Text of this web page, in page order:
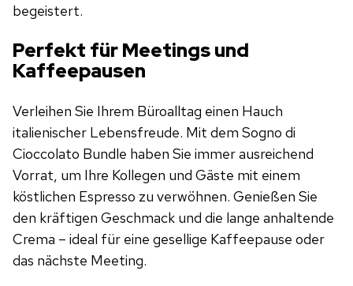
begeistert.
Perfekt für Meetings und
Kaffeepausen
Verleihen Sie Ihrem Büroalltag einen Hauch
italienischer Lebensfreude. Mit dem Sogno di
Cioccolato Bundle haben Sie immer ausreichend
Vorrat, um Ihre Kollegen und Gäste mit einem
köstlichen Espresso zu verwöhnen. Genießen Sie
den kräftigen Geschmack und die lange anhaltende
Crema – ideal für eine gesellige Kaffeepause oder
das nächste Meeting.